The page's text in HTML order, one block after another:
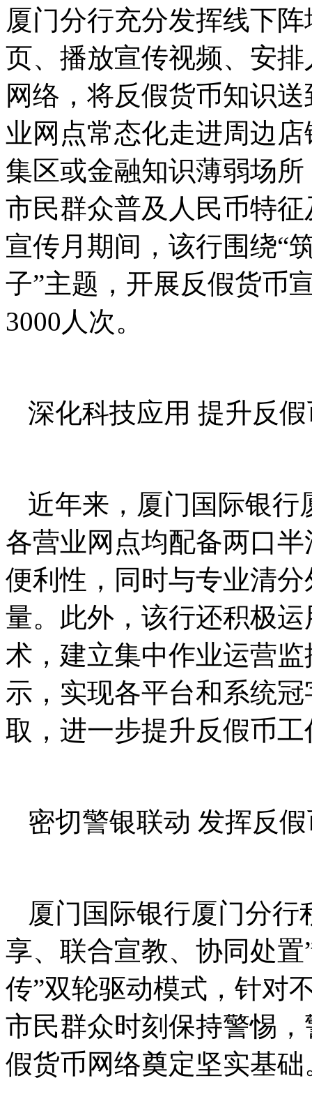
厦门分行充分发挥线下
页、播放宣传视频、安
网络，将反假货币知识
业网点常态化走进周边
集区或金融知识薄弱场
市民群众普及人民币特
宣传月期间，该行围绕“
子”主题，开展反假货币
3000人次。
深化科技应用 提升反
近年来，厦门国际银行
各营业网点均配备两口
便利性，同时与专业清
量。此外，该行还积极
术，建立集中作业运营
示，实现各平台和系统
取，进一步提升反假币
密切警银联动 发挥反
厦门国际银行厦门分行
享、联合宣教、协同处
传”双轮驱动模式，针对
市民群众时刻保持警惕
假货币网络奠定坚实基础